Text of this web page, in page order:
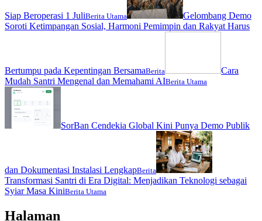
Siap Beroperasi 1 JuliBerita Utama
Gelombang Demo
Soroti Ketimpangan Sosial, Harmoni Pemimpin dan Rakyat Harus
Bertumpu pada Kepentingan BersamaBerita
Cara
Mudah Santri Mengenal dan Memahami AIBerita Utama
SorBan Cendekia Global Kini Punya Demo Publik
dan Dokumentasi Instalasi LengkapBerita
Transformasi Santri di Era Digital: Menjadikan Teknologi sebagai
Syiar Masa KiniBerita Utama
Halaman